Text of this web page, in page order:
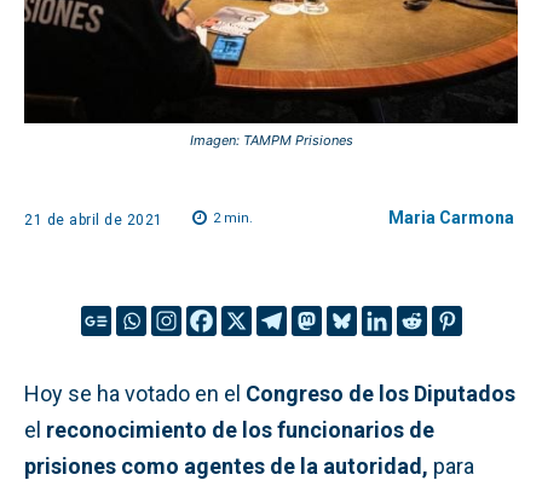
Imagen: TAMPM Prisiones
21 de abril de 2021 2min. Maria Carmona
Hoy se ha votado en el Congreso de los Diputados
el reconocimiento de los funcionarios de
prisiones como agentes de la autoridad, para